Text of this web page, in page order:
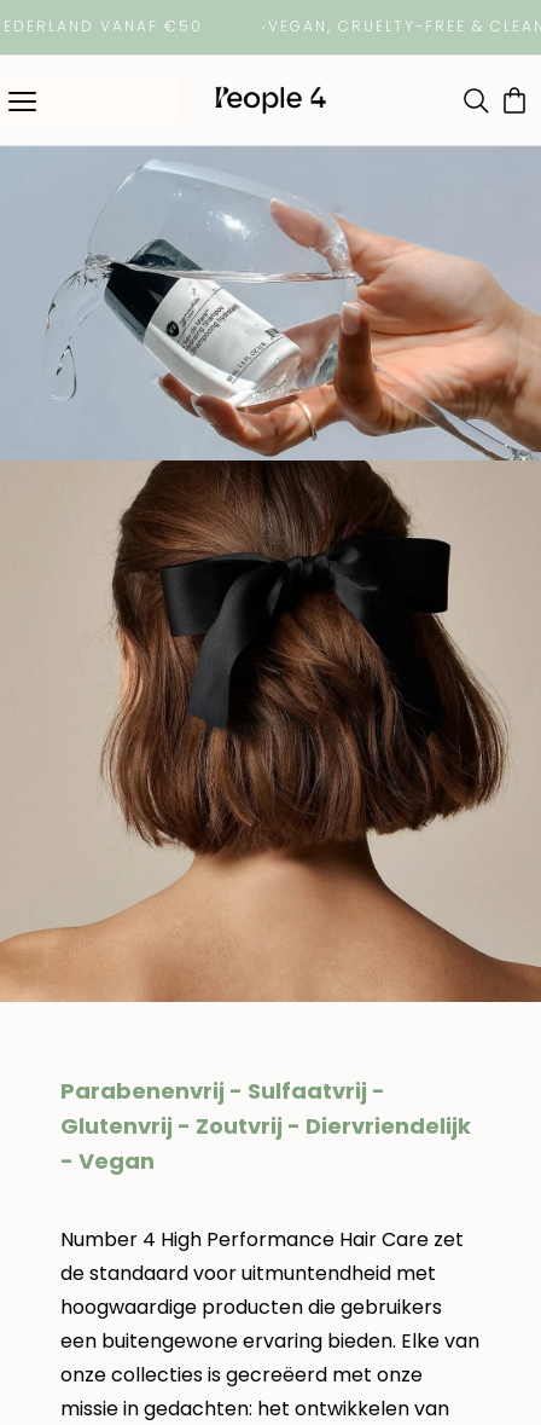
VANAF €50 VEGAN, CRUELTY-FREE & CLEAN
Parabenenvrij - Sulfaatvrij -
Glutenvrij - Zoutvrij - Diervriendelijk
- Vegan
Number 4 High Performance Hair Care zet
de standaard voor uitmuntendheid met
hoogwaardige producten die gebruikers
een buitengewone ervaring bieden. Elke van
onze collecties is gecreëerd met onze
missie in gedachten: het ontwikkelen van